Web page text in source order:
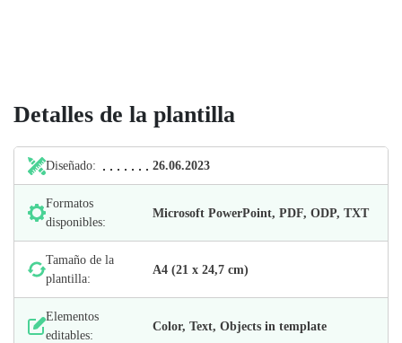
Detalles de la plantilla
Diseñado: 26.06.2023
Formatos
disponibles:
Microsoft PowerPoint, PDF, ODP, TXT
Tamaño de la
plantilla:
А4 (21 х 24,7 cm)
Elementos
editables:
Color, Text, Objects in template